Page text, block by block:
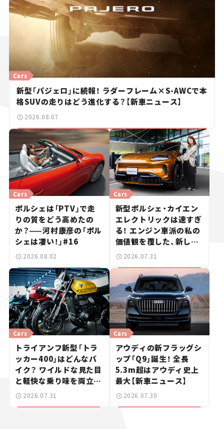
新型「パジェロ」に続報！ ラダーフレーム×S-AWCで本
格SUVの走りはどう進化する？【新車ニュース】
Cars
2026.08.07
ポルシェは「PTV」で走
りの質をどう高めたの
か？——河村康彦の「ポル
シェは凄い！」#16
Cars
2026.08.02
新型ポルシェ・カイエン
エレクトリックは速すぎ
る！ エンジン車派の私の
価値観を覆した、新しい
ポルシェの走り。
Cars
2026.07.31
トライアンフ新型「トラ
ッカー400」はどんなバ
イク？ ワイルドな見た目
と軽快な乗り味を両立し
た400ccフラットトラッ
Cars
2026.07.31
アウディの新フラッグシ
ップ「Q9」誕生！ 全長
5.3m超はアウディ史上
最大【新車ニュース】
Cars
2026.07.30